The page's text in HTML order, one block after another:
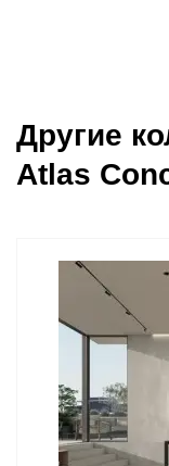
Другие
Atlas